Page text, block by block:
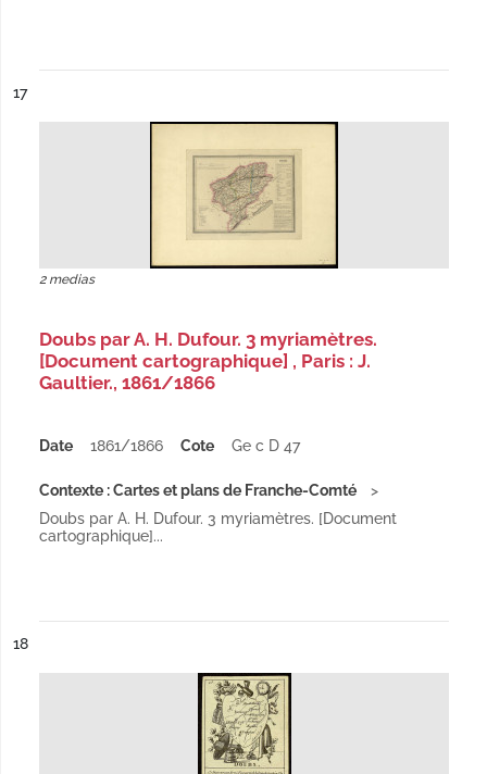
n°
17
2 medias
Doubs par A. H. Dufour. 3 myriamètres.
[Document cartographique] , Paris : J.
Gaultier., 1861/1866
Date 1861/1866 Cote Ge c D 47
Contexte : Cartes et plans de Franche-Comté
Doubs par A. H. Dufour. 3 myriamètres. [Document
cartographique]...
n°
18